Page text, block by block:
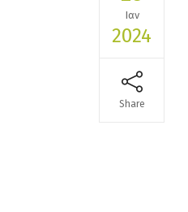
Ιαν
2024
Share